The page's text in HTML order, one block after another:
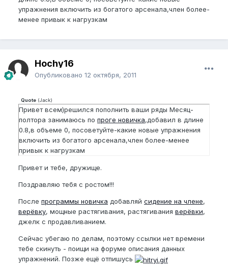
упражнения включить из богатого арсенала,член более-
менее привык к нагрузкам
Hochy16
Опубликовано 12 октября, 2011
Quote (Jack)
Привет всем)решился пополнить ваши ряды Месяц-
полтора занимаюсь по проге новичка,добавил в длине
0.8,в объеме 0, посоветуйте-какие новые упражнения
включить из богатого арсенала,член более-менее
привык к нагрузкам
Привет и тебе, дружище.
Поздравляю тебя с ростом!!!
После программы новичка добавляй сидение на члене,
верёвку, мощные растягивания, растягивания верёвки,
джелк с продавливанием.
Сейчас убегаю по делам, поэтому ссылки нет времени
тебе скинуть - поищи на форуме описания данных
упражнений. Позже ещё отпишусь